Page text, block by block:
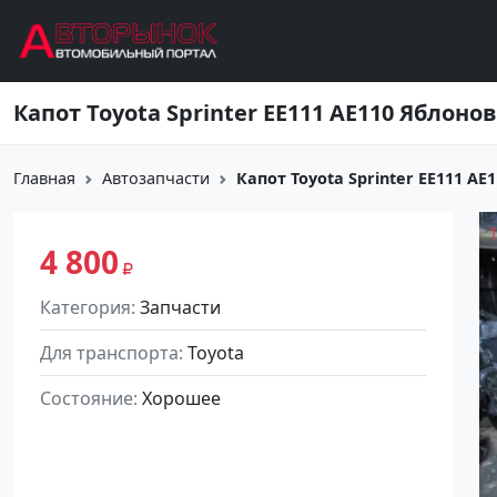
Капот Toyota Sprinter EE111 AE110
Главная Автозапчасти Капот Toyota Sprinter EE111
4 800
Категория Запчасти
Для транспорта Toyota
Состояние Хорошее
1